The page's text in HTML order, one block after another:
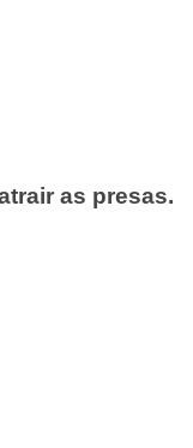
as presas.